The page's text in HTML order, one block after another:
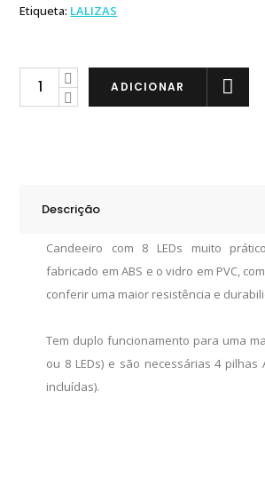
Etiqueta: LALIZAS
Lalizas
Candeeiro
ADICIONAR
Descrição
Candeeiro com 8 LEDs muito
fabricado em ABS e o vidro em PVC,
conferir uma maior resistência e
Tem duplo funcionamento para uma
ou 8 LEDs) e são necessárias 4 pilhas
incluídas).